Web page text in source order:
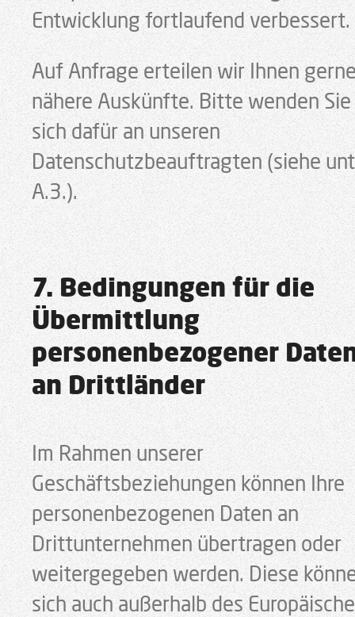
Entwicklung fortlaufend verbessert.
Auf Anfrage erteilen wir Ihnen
nähere Auskünfte. Bitte wenden Sie
sich dafür an unseren
Datenschutzbeauftragten (siehe
A.3.).
7. Bedingungen für die
Übermittlung
personenbezogener
an Drittländer
Im Rahmen unserer
Geschäftsbeziehungen können Ihre
personenbezogenen Daten an
Drittunternehmen übertragen oder
weitergegeben werden. Diese
sich auch außerhalb des